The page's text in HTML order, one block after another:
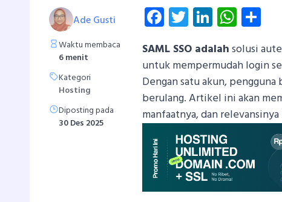
Ade Gusti
Waktu membaca
6 menit
Kategori
Hosting
Diposting pada
30 Des 2025
Facebook
Twitter
LinkedIn
SAML SSO adalahsolusi
untuk mempermudah login
Dengan satu akun,
berulang. Artikel ini akan
manfaatnya, dan